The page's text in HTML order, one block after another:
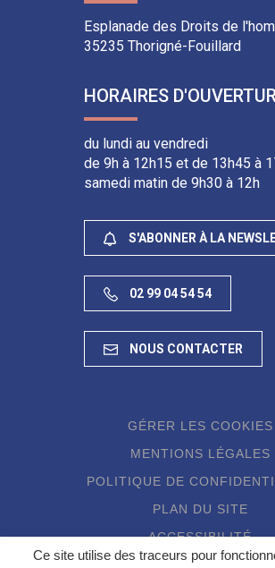
Ce site utilise des traceurs pour
Esplanade des Droits de
35235 Thorigné-Fouillard
HORAIRES
du lundi au vendredi
de 9h à 12h15 et de 13h45 à
samedi matin de 9h30 à 12h
S'ABONNER À LA
02 99 04 54 54
NOUS CONTACTER
GÉRER LES COOKIES
MENTIONS LÉGALES
POLITIQUE DE
PLAN DU SITE
ACCESSIBILITÉ